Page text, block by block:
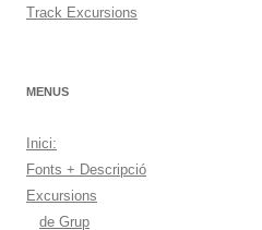
Track Excursions
MENUS
Inici:
Fonts + Descripció
Excursions
de Grup